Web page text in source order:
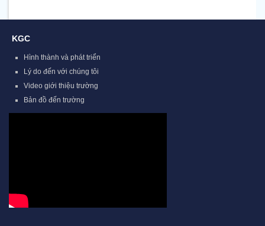
KGC
Hình thành và phát triển
Lý do đến với chúng tôi
Video giới thiệu trường
Bản đồ đến trường